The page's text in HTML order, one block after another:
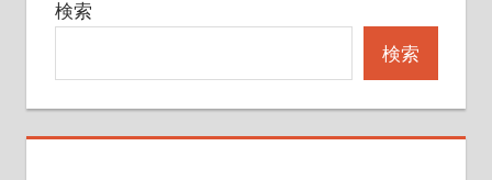
ー
ョ
ン
検索
検索